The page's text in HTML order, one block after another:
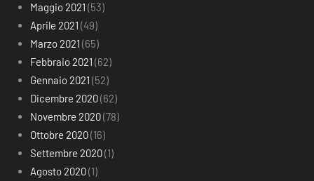
Maggio 2021 (53)
Aprile 2021 (49)
Marzo 2021 (65)
Febbraio 2021 (62)
Gennaio 2021 (52)
Dicembre 2020(62)
Novembre 2020(78)
Ottobre 2020(16)
Settembre 2020(1)
Agosto 2020(1)